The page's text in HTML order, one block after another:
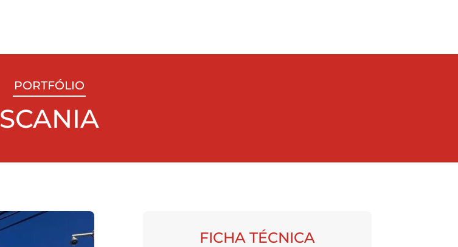
PORTFÓLIO
SCANIA
FICHA TÉCNICA